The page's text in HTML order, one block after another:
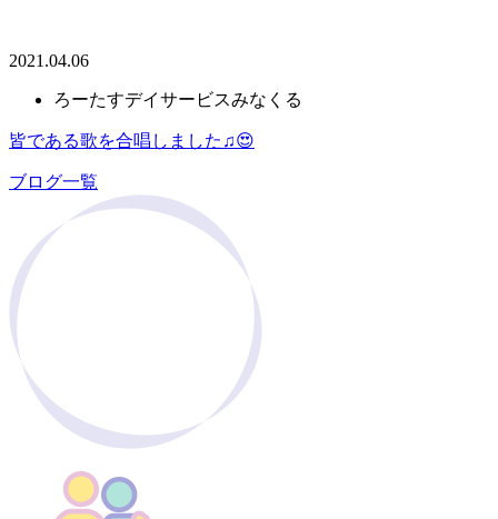
2021.04.06
ろーたすデイサービスみなくる
皆である歌を合唱しました♫😍
ブログ一覧